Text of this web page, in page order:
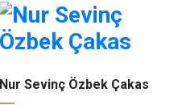
Nur Sevinç Özbek Çakas